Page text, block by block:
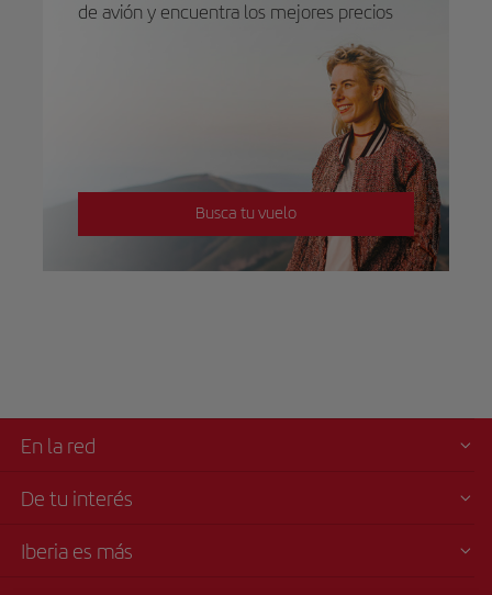
de avión y encuentra los mejores precios
Busca tu vuelo
En la red
De tu interés
Iberia es más